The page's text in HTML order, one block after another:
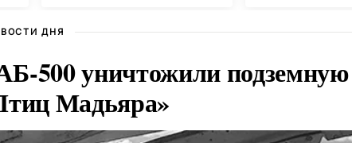
ДНЯ
500 уничтожили подземную
Мадьяра»